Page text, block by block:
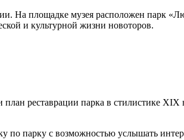
На площадке музея расположен парк
и культурной жизни новоторов.
реставрации парка в стилистике
парку с возможностью услышать